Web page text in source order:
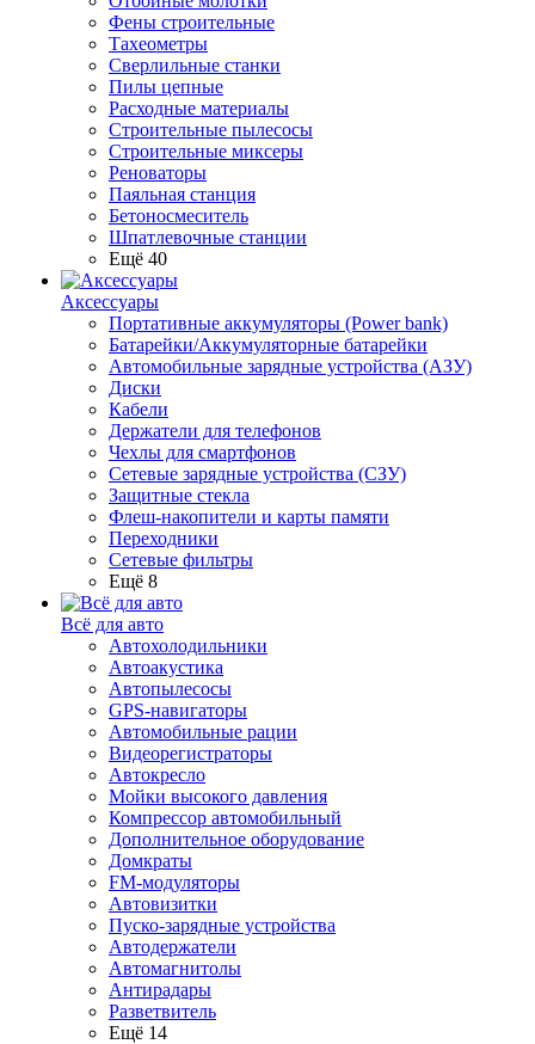
Фены строительные
Тахеометры
Сверлильные станки
Пилы цепные
Расходные материалы
Строительные пылесосы
Строительные миксеры
Реноваторы
Паяльная станция
Бетоносмеситель
Шпатлевочные станции
Ещё 40
Аксессуары
Портативные аккумуляторы (Power bank)
Батарейки/Аккумуляторные батарейки
Автомобильные зарядные устройства (АЗУ)
Диски
Кабели
Держатели для телефонов
Чехлы для смартфонов
Сетевые зарядные устройства (СЗУ)
Защитные стекла
Флеш-накопители и карты памяти
Переходники
Сетевые фильтры
Ещё 8
Всё для авто
Автохолодильники
Автоакустика
Автопылесосы
GPS-навигаторы
Автомобильные рации
Видеорегистраторы
Автокресло
Мойки высокого давления
Компрессор автомобильный
Дополнительное оборудование
Домкраты
FM-модуляторы
Автовизитки
Пуско-зарядные устройства
Автодержатели
Автомагнитолы
Антирадары
Разветвитель
Ещё 14